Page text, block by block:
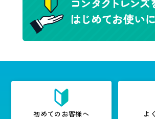
初めてのお客様へ よ